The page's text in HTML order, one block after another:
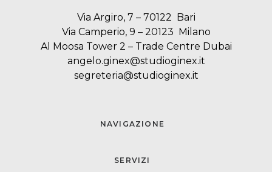
Via Argiro, 7 – 70122 Bari
Via Camperio, 9 – 20123 Milano
Al Moosa Tower 2 – Trade Centre Dubai
angelo.ginex@studioginex.it
segreteria@studioginex.it
NAVIGAZIONE
SERVIZI